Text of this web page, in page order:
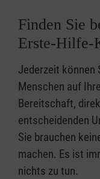
Finden Sie
Erste-Hilfe-
Jederzeit können
Menschen auf
Bereitschaft,
entscheidenden
Sie brauchen
machen. Es ist
nichts zu tun.